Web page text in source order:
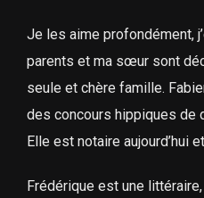
Je les aime profondément,
parents et ma sœur sont
seule et chère famille.
des concours hippiques de
Elle est notaire aujourd’hui
Frédérique est une